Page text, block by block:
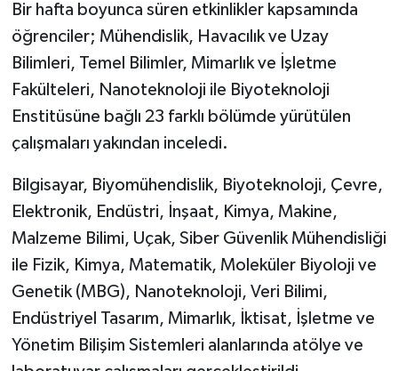
Bir hafta boyunca süren etkinlikler kapsamında
öğrenciler; Mühendislik, Havacılık ve Uzay
Bilimleri, Temel Bilimler, Mimarlık ve İşletme
Fakülteleri, Nanoteknoloji ile Biyoteknoloji
Enstitüsüne bağlı 23 farklı bölümde yürütülen
çalışmaları yakından inceledi.
Bilgisayar, Biyomühendislik, Biyoteknoloji, Çevre,
Elektronik, Endüstri, İnşaat, Kimya, Makine,
Malzeme Bilimi, Uçak, Siber Güvenlik Mühendisliği
ile Fizik, Kimya, Matematik, Moleküler Biyoloji ve
Genetik (MBG), Nanoteknoloji, Veri Bilimi,
Endüstriyel Tasarım, Mimarlık, İktisat, İşletme ve
Yönetim Bilişim Sistemleri alanlarında atölye ve